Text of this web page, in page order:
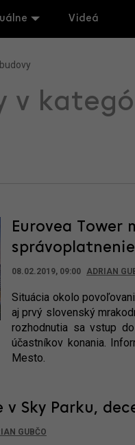
Videá
v
Eurovea Tower
08.02.2019, 09:00 ADRIAN
Situácia okolo
aj prvý slovenský
rozhodnutia sa vstup
účastníkov konania.
Mesto.
Sky Parku,
GUBČO